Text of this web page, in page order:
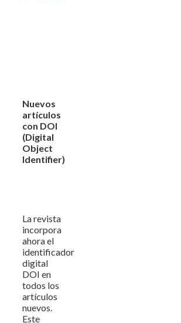
Nuevos
artículos
con DOI
(Digital
Object
Identifier)
La revista
incorpora
ahora el
identificador
digital
DOI en
todos los
artículos
nuevos.
Este